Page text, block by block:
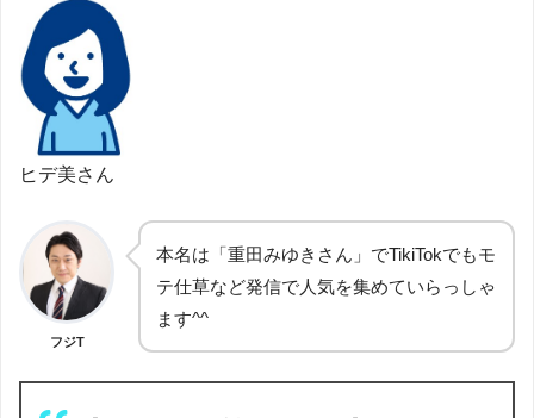
ヒデ美さん
フジT
本名は「重田みゆきさん」でTikiTokでもモ
テ仕草など発信で人気を集めていらっしゃ
ます^^